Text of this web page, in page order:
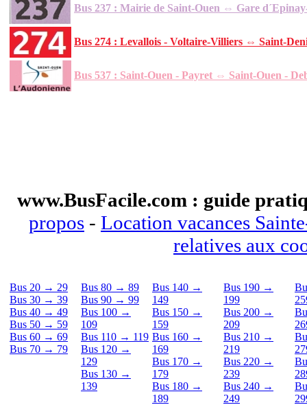
Bus 237 : Mairie de Saint-Ouen ⇔ Gare
Bus 274 : Levallois - Voltaire-Villiers ⇔ Saint-
Bus 537 : Saint-Ouen - Payret ⇔ Saint-Ouen -
www.BusFacile.com : guide
propos - Location vacances
relatives aux
Bus 20 → 29
Bus 30 → 39
Bus 40 → 49
Bus 50 → 59
Bus 60 → 69
Bus 70 → 79
Bus 80 → 89
Bus 90 → 99
Bus 100 →
109
Bus 110 → 119
Bus 120 →
129
Bus 130 →
139
Bus 140 →
149
Bus 150 →
159
Bus 160 →
169
Bus 170 →
179
Bus 180 →
189
Bus 190 →
199
Bus 200 →
209
Bus 210 →
219
Bus 220 →
239
Bus 240 →
249